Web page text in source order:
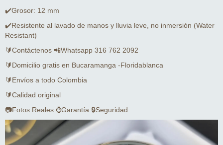
✔️Grosor: 12 mm
✔️Resistente al lavado de manos y lluvia leve, no inmersión (Water
Resistant)
🔰Contáctenos 📲Whatsapp 316 762 2092
🔰Domicilio gratis en Bucaramanga -Floridablanca
🔰Envíos a todo Colombia
🔰Calidad original
📷Fotos Reales ⌚Garantía 🔒Seguridad